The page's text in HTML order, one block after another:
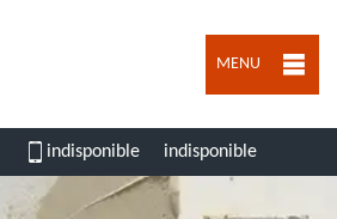
MENU
indisponible indisponible